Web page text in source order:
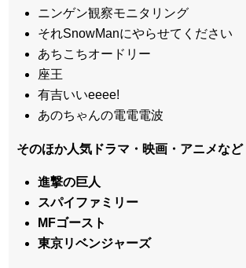
ニンゲン観察モニタリング
それSnowManにやらせてください
あちこちオードリー
座王
有吉いいeeee!
あのちゃんの電電電波
そのほか人気ドラマ・映画・アニメなど
進撃の巨人
スパイファミリー
MFゴースト
東京リベンジャーズ